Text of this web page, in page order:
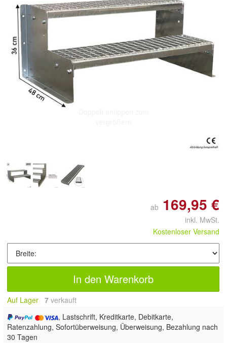
ab 169,95 €
inkl. MwSt.
Kostenloser Versand
In den Warenkorb
Auf Lager 7 verkauft
, Lastschrift, Kreditkarte, Debitkarte,
Ratenzahlung, Sofortüberweisung, Überweisung, Bezahlung nach
30 Tagen